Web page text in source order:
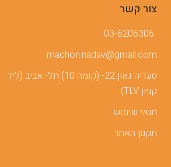
צור קשר
03-6206306
machon.nadav@gmail.com
סעדיה גאון 22- (קומה 10) תל- אביב (ליד
קניון TLV)
תנאי שימוש
תקנון האתר